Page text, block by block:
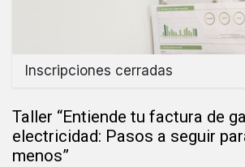
Inscripciones cerradas
Taller “Entiende tu factura de
electricidad: Pasos a seguir
menos”